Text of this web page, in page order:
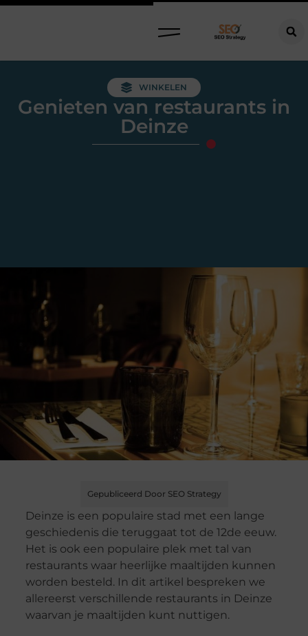
WINKELEN
Genieten van restaurants in
Deinze
Gepubliceerd Door SEO Strategy
Deinze is een populaire stad met een lange
geschiedenis die teruggaat tot de 12de eeuw.
Het is ook een populaire plek met tal van
restaurants waar heerlijke maaltijden kunnen
worden besteld. In dit artikel bespreken we
allereerst verschillende restaurants in Deinze
waarvan je maaltijden kunt nuttigen.